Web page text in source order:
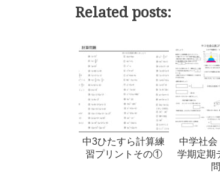
Related posts:
中3ひたすら計算練
習プリントその①
中学社
学期定期